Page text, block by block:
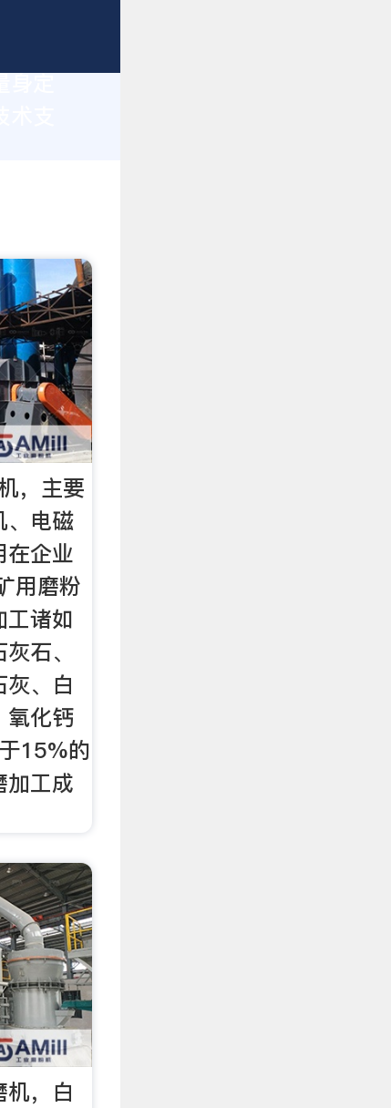
支
，主要
、电磁
在企业
用磨粉
工诸如
石、
、白
氧化钙
15%的
加工成
机，白